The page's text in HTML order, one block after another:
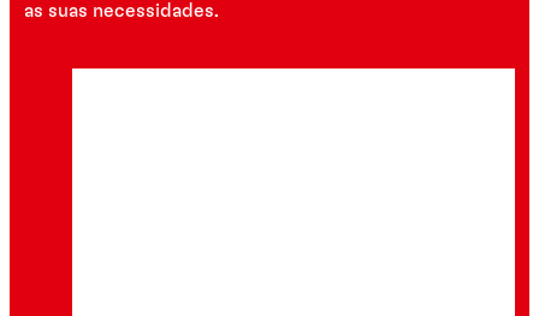
as suas necessidades.